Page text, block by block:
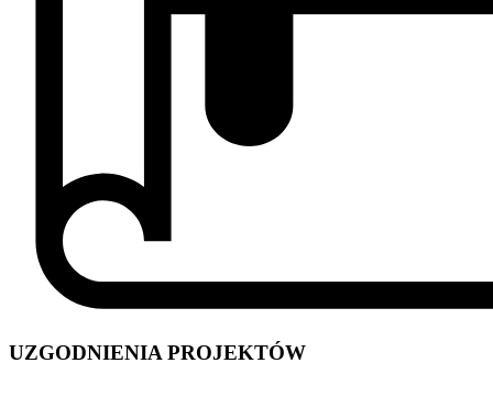
UZGODNIENIA PROJEKTÓW